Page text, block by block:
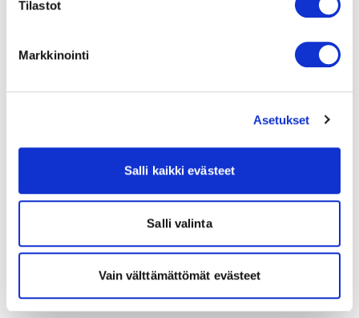
Tilastot
Markkinointi
Asetukset
Salli kaikki evästeet
Salli valinta
Vain välttämättömät evästeet